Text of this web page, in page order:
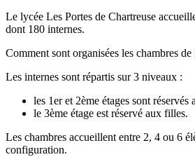
Le lycée Les Portes de Chartreuse
dont 180 internes.
Comment sont organisées les chambres de
Les internes sont répartis sur 3 niveaux :
les 1er et 2ème étages sont réservés
le 3ème étage est réservé aux filles.
Les chambres accueillent entre 2, 4 ou 6
configuration.